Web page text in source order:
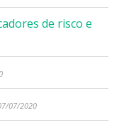
de risco e
07/2020